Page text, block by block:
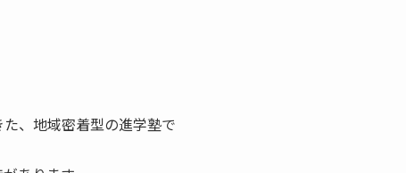
、地域密着型の進学塾で